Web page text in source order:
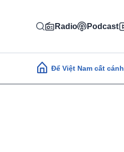
Radio Podcast
Main navigation
Để Việt Nam cất cánh